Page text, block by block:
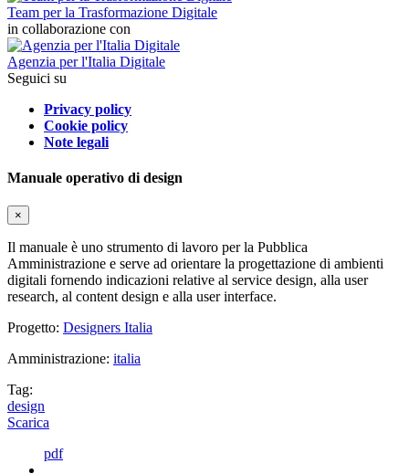
Team per la Trasformazione Digitale
in collaborazione con
Agenzia per l'Italia Digitale
Seguici su
Privacy policy
Cookie policy
Note legali
Manuale operativo di design
×
Il manuale è uno strumento di lavoro per la Pubblica
Amministrazione e serve ad orientare la progettazione di ambienti
digitali fornendo indicazioni relative al service design, alla user
research, al content design e alla user interface.
Progetto: Designers Italia
Amministrazione: italia
Tag:
design
Scarica
pdf